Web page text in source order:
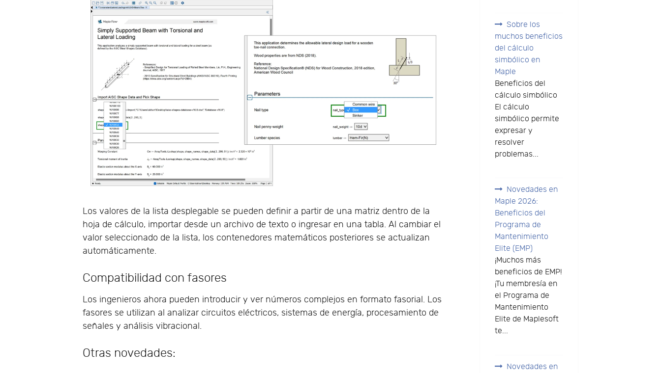
Los valores de la lista desplegable se pueden definir a partir de una matriz dentro de la
hoja de cálculo, importar desde un archivo de texto o ingresar en una tabla. Al cambiar el
valor seleccionado de la lista, los contenedores matemáticos posteriores se actualizan
automáticamente.
Compatibilidad con fasores
Los ingenieros ahora pueden introducir y ver números complejos en formato fasorial. Los
fasores se utilizan al analizar circuitos eléctricos, sistemas de energía, procesamiento de
señales y análisis vibracional.
Otras novedades:
Sobre los
muchos beneficios
del cálculo
simbólico en
Maple
Beneficios del
cálculo simbólico
El cálculo
simbólico permite
expresar y
resolver
problemas...
Novedades en
Maple 2026:
Beneficios del
Programa de
Mantenimiento
Elite (EMP)
¡Muchos más
beneficios de EMP!
¡Tu membresía en
el Programa de
Mantenimiento
Elite de Maplesoft
te...
Novedades en